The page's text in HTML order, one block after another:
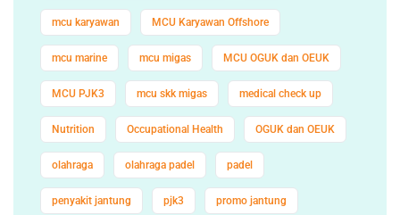
mcu karyawan MCU Karyawan Offshore
mcu marine mcu migas MCU OGUK dan OEUK
MCU PJK3 mcu skk migas medical check up
Nutrition Occupational Health OGUK dan OEUK
olahraga olahraga padel padel
penyakit jantung pjk3 promo jantung